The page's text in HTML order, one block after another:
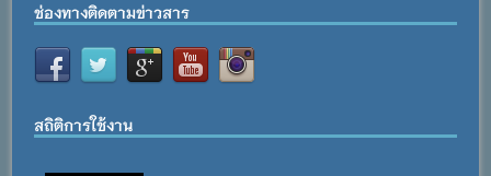
ช่องทางติดตามข่าวสาร
สถิติการใช้งาน